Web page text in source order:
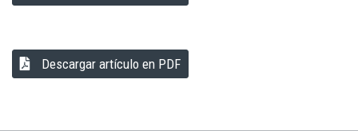
Descargar artículo en PDF